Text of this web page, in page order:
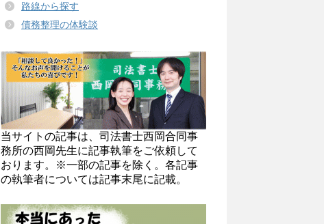
路線から探す
債務整理の体験談
当サイトの記事は、司法書士西岡合同事
務所の西岡先生に記事執筆をご依頼して
おります。※一部の記事を除く。各記事
の執筆者については記事末尾に記載。